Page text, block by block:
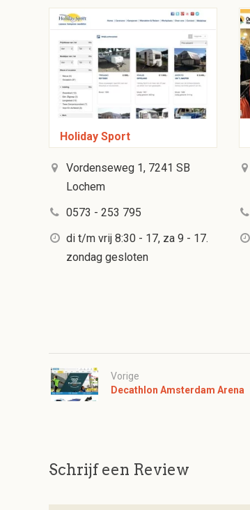
Holiday Sport
Vordenseweg 1, 7241 SB
Lochem
0573 - 253 795
di t/m vrij 8:30 - 17, za 9 - 17.
zondag gesloten
Vorige
Decathlon Amsterdam Arena
Schrijf een Review